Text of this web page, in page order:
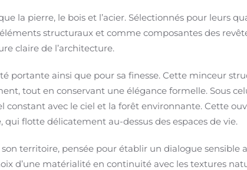
la pierre, le bois et l’acier. Sélectionnés pour leurs
structuraux et comme composantes des
claire de l’architecture.
portante ainsi que pour sa finesse. Cette minceur
tout en conservant une élégance formelle. Sous
avec le ciel et la forêt environnante. Cette
flotte délicatement au-dessus des espaces de vie.
territoire, pensée pour établir un dialogue sensible
d’une matérialité en continuité avec les textures